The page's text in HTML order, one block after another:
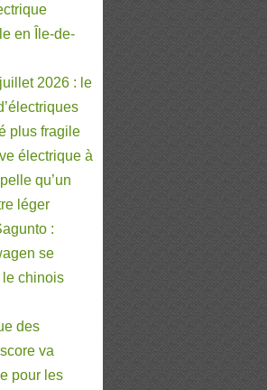
en Île-de-
2026 : le
plus fragile
électrique à
qu’un
léger
:
se
le chinois
des
va
pour les